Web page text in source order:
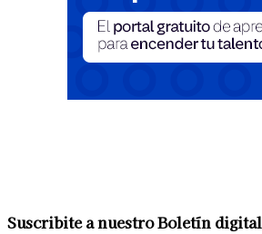
Suscribite a nuestro Boletín digital